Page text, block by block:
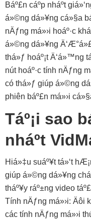
Báº£n cáº­p nháº­t
á»©ng dá»¥ng cá»§a
nÄƒng má»›i hoáº·c
á»©ng dá»¥ng
thá»ƒ hoáº¡t Ä‘á»™ng
nút hoáº·c tính nÄƒng
có thá»ƒ giúp á»©ng
phiên báº£n má»›i
Táº¡i sao
nháº­t
Hiá»‡u suáº¥t tá»‘t
giúp á»©ng dá»¥ng
tháº¥y ráº±ng video
Tính nÄƒng má»›i: Äôi
các tính nÄƒng má»›i